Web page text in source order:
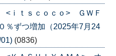
<ｉｔｓｃｏｃｏ> ＧＷＦ
％ずつ増加（2025年7月24
(0836)